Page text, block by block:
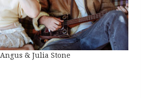
Angus & Julia Stone